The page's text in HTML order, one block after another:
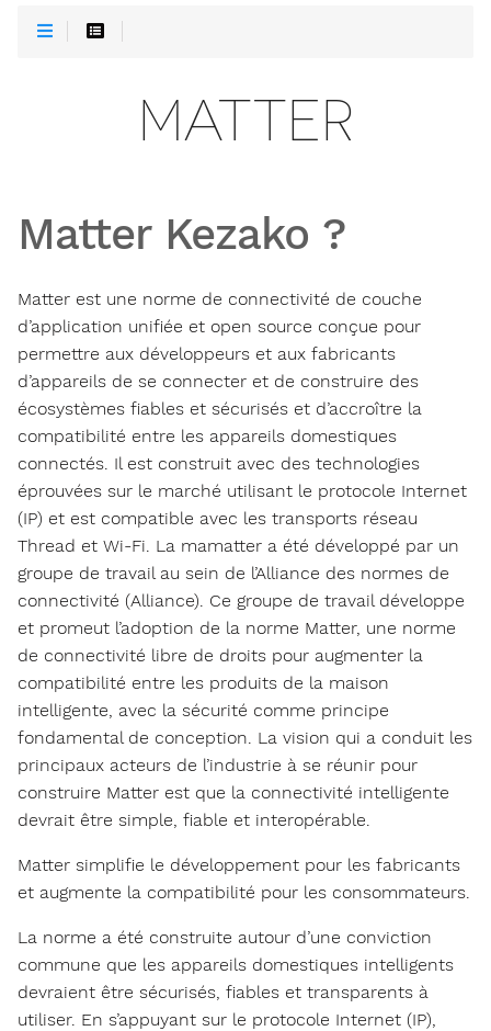
MATTER
Matter Kezako ?
Matter est une norme de connectivité de couche
d’application unifiée et open source conçue pour
permettre aux développeurs et aux fabricants
d’appareils de se connecter et de construire des
écosystèmes fiables et sécurisés et d’accroître la
compatibilité entre les appareils domestiques
connectés. Il est construit avec des technologies
éprouvées sur le marché utilisant le protocole Internet
(IP) et est compatible avec les transports réseau
Thread et Wi-Fi. La mamatter a été développé par un
groupe de travail au sein de l’Alliance des normes de
connectivité (Alliance). Ce groupe de travail développe
et promeut l’adoption de la norme Matter, une norme
de connectivité libre de droits pour augmenter la
compatibilité entre les produits de la maison
intelligente, avec la sécurité comme principe
fondamental de conception. La vision qui a conduit les
principaux acteurs de l’industrie à se réunir pour
construire Matter est que la connectivité intelligente
devrait être simple, fiable et interopérable.
Matter simplifie le développement pour les fabricants
et augmente la compatibilité pour les consommateurs.
La norme a été construite autour d’une conviction
commune que les appareils domestiques intelligents
devraient être sécurisés, fiables et transparents à
utiliser. En s’appuyant sur le protocole Internet (IP),